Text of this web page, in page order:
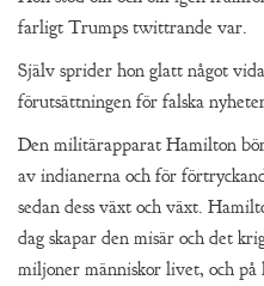
farligt Trumps twittrande var.
Själv sprider hon glatt något
förutsättningen för falska
Den militärapparat Hamilton
av indianerna och för
sedan dess växt och växt.
dag skapar den misär och det
miljoner människor livet, och